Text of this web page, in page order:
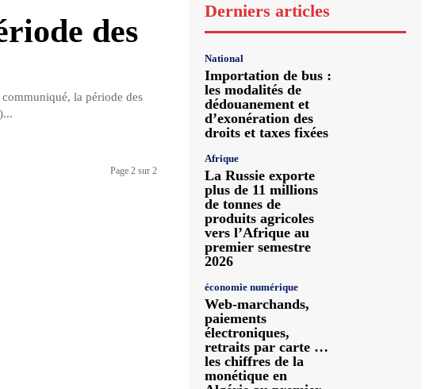
des
la période des
Page 2 sur 2
Derniers articles
National
Importation de bus :
les modalités de
dédouanement et
d’exonération des
droits et taxes fixées
Afrique
La Russie exporte
plus de 11 millions
de tonnes de
produits agricoles
vers l’Afrique au
premier semestre
2026
économie numérique
Web-marchands,
paiements
électroniques,
retraits par carte …
les chiffres de la
monétique en